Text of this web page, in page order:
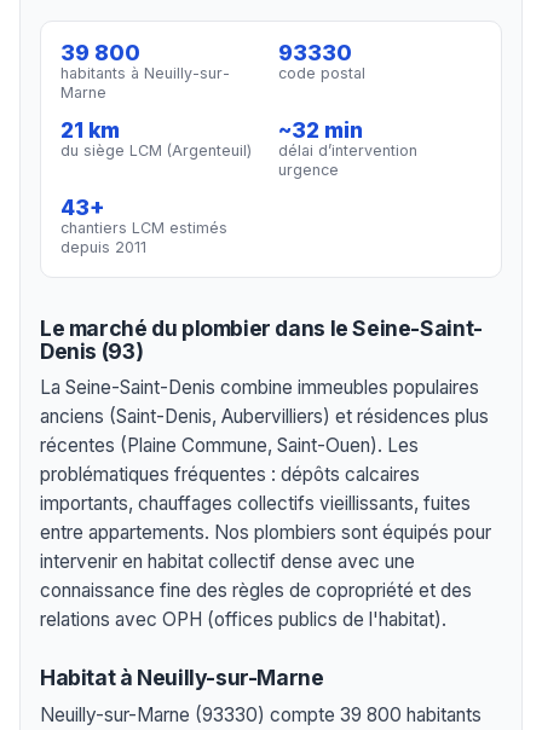
39 800
habitants à Neuilly-sur-
Marne
93330
code postal
21 km
du siège LCM (Argenteuil)
~32 min
délai d’intervention
urgence
43+
chantiers LCM estimés
depuis 2011
Le marché du plombier dans le Seine-Saint-
Denis (93)
La Seine-Saint-Denis combine immeubles populaires
anciens (Saint-Denis, Aubervilliers) et résidences plus
récentes (Plaine Commune, Saint-Ouen). Les
problématiques fréquentes : dépôts calcaires
importants, chauffages collectifs vieillissants, fuites
entre appartements. Nos plombiers sont équipés pour
intervenir en habitat collectif dense avec une
connaissance fine des règles de copropriété et des
relations avec OPH (offices publics de l'habitat).
Habitat à Neuilly-sur-Marne
Neuilly-sur-Marne (93330) compte 39 800 habitants